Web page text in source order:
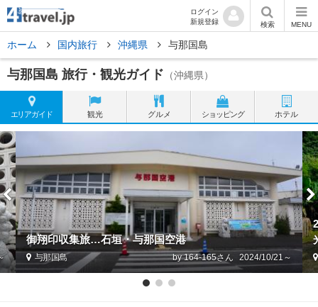
ログイン
新規登録
検索 MENU
ホーム 国内旅行 沖縄県 与那国島
与那国島 旅行・観光ガイド （沖縄県）
エリアガイド 観光 グルメ ショッピング ホテル
御翔印収集旅…石垣・与那国空港
与那国島 by 164-165 2024/10/21～